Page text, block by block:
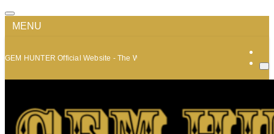
MENU
GEM HUNTER Official Website - The World of Minerals and Jewelry